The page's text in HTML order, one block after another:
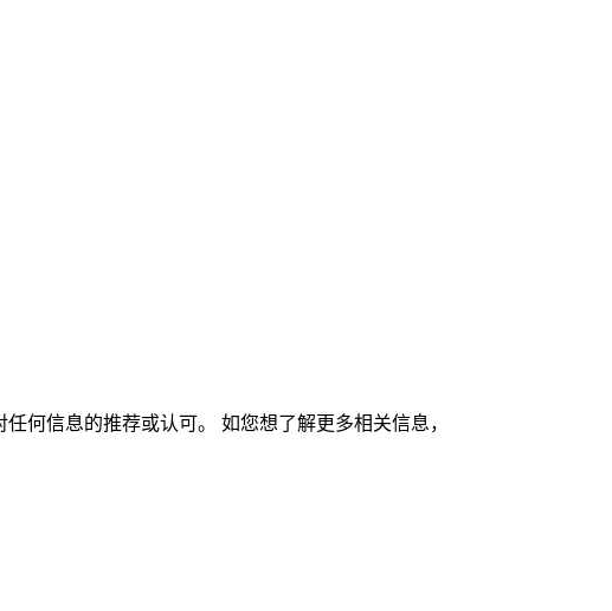
何信息的推荐或认可。 如您想了解更多相关信息，